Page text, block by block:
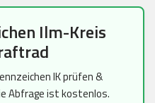
Ilm-Kreis
IK prüfen &
Abfrage ist kostenlos.